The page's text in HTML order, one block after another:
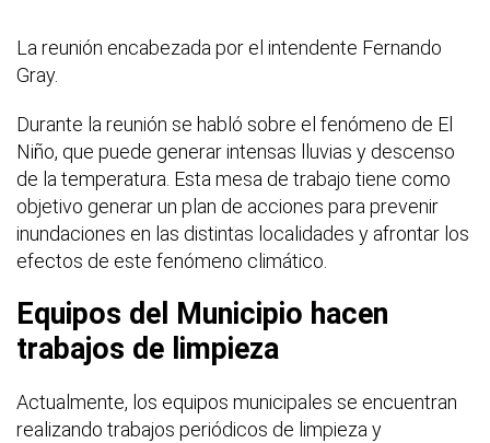
La reunión encabezada por el intendente Fernando
Gray.
Durante la reunión se habló sobre el fenómeno de El
Niño, que puede generar intensas lluvias y descenso
de la temperatura. Esta mesa de trabajo tiene como
objetivo generar un plan de acciones para prevenir
inundaciones en las distintas localidades y afrontar los
efectos de este fenómeno climático.
Equipos del Municipio hacen
trabajos de limpieza
Actualmente, los equipos municipales se encuentran
realizando trabajos periódicos de limpieza y